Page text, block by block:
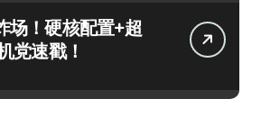
场！硬核配置+超
党速戳！